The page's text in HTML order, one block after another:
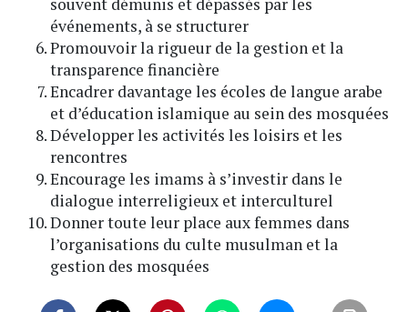
événements, à se structurer
Promouvoir la rigueur de la gestion et la
transparence financière
Encadrer davantage les écoles de langue arabe
et d’éducation islamique au sein des mosquées
Développer les activités les loisirs et les
rencontres
Encourage les imams à s’investir dans le
dialogue interreligieux et interculturel
Donner toute leur place aux femmes dans
l’organisations du culte musulman et la
gestion des mosquées